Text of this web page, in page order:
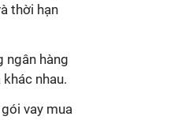
thời hạn
ngân hàng
nhau.
vay mua